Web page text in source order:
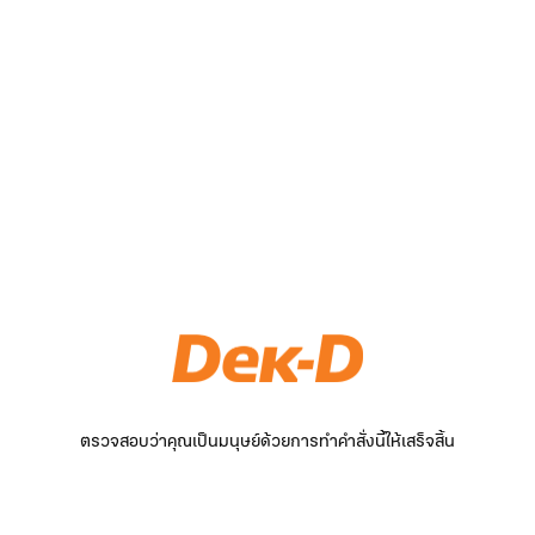
ตรวจสอบว่าคุณเป็นมนุษย์ด้วยการทำคำสั่งนี้ให้เสร็จสิ้น